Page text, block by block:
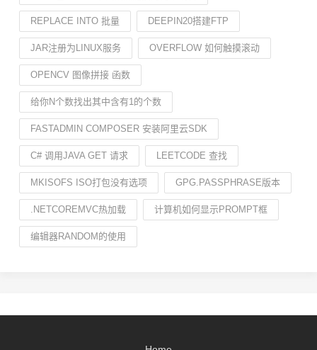
REPLACE INTO 批量 DEEPIN20搭建FTP
JAR注册为LINUX服务 OVERFLOW 如何触摸滚动
OPENCV 图像拼接 函数
给你N个数找出其中含有1的个数
FASTADMIN COMPOSER 安装阿里云SDK
C# 调用JAVA GET 请求 LEETCODE 查找
MKISOFS ISO打包没有选项 GPG.PASSPHRASE版本
.NETCOREMVC热加载 计算机如何显示PROMPT框
编辑器RANDOM的使用